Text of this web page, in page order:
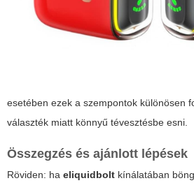
esetében ezek a szempontok különösen
választék miatt könnyű tévesztésbe esni.
Összegzés és ajánlott lépések
Röviden: ha eliquidbolt kínálatában